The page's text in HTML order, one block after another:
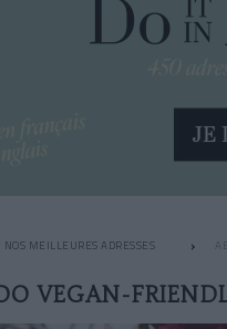
MEILLEURES ADRESSES
VEGAN-